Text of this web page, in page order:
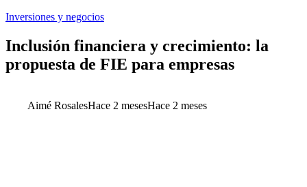
Inversiones y negocios
Inclusión financiera y crecimiento: la
propuesta de FIE para empresas
Aimé RosalesHace 2 mesesHace 2 meses